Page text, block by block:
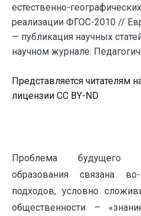
естественно-
реализации ФГОС-2010 //
— публикация научных
научном журнале.
Представляется читателям
лицензии CC BY-ND
Проблема будущего
образования связана
подходов, условно
общественности –